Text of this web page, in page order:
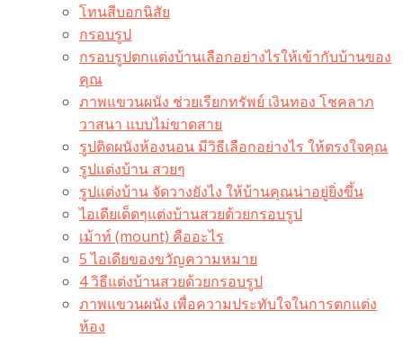
โทนสีบอกนิสัย
กรอบรูป
กรอบรูปตกแต่งบ้านเลือกอย่างไรให้เข้ากับบ้านของ
คุณ
ภาพแขวนผนัง ช่วยเรียกทรัพย์ เงินทอง โชคลาภ
วาสนา แบบไม่ขาดสาย
รูปติดผนังห้องนอน มีวิธีเลือกอย่างไร ให้ตรงใจคุณ
รูปแต่งบ้าน สวยๆ
รูปแต่งบ้าน จัดวางยังไง ให้บ้านคุณน่าอยู่ยิ่งขึ้น
ไอเดียเด็ดๆแต่งบ้านสวยด้วยกรอบรูป
เม้าท์ (mount) คืออะไร​
5 ไอเดียของขวัญความหมาย
4 วิธีแต่งบ้านสวยด้วยกรอบรูป
ภาพแขวนผนัง เพื่อความประทับใจในการตกแต่ง
ห้อง